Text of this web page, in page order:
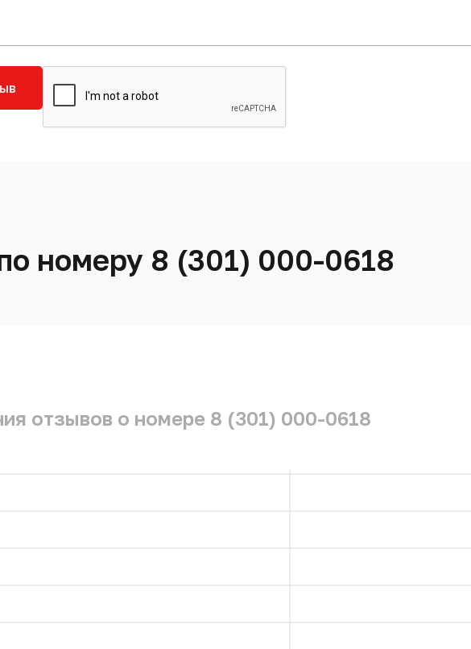
номеру 8 (301) 000-0618
отзывов о номере 8 (301) 000-0618